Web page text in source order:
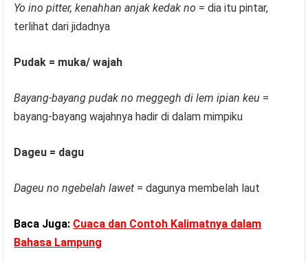
Yo ino pitter, kenahhan anjak kedak no = dia itu pintar,
terlihat dari jidadnya
Pudak = muka/ wajah
Bayang-bayang pudak no meggegh di lem ipian keu =
bayang-bayang wajahnya hadir di dalam mimpiku
Dageu = dagu
Dageu no ngebelah lawet = dagunya membelah laut
Baca Juga: Cuaca dan Contoh Kalimatnya dalam
Bahasa Lampung